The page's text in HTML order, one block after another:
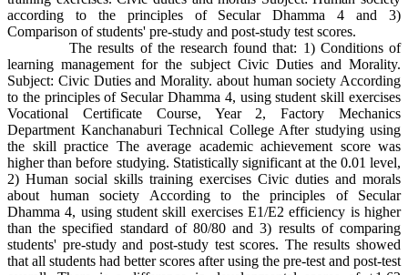
according to the principles of Secular Dhamma 4 and 3)
Comparison of students' pre-study and post-study test scores.
The results of the research found that: 1) Conditions of
learning management for the subject Civic Duties and Morality.
Subject: Civic Duties and Morality. about human society According
to the principles of Secular Dhamma 4, using student skill exercises
Vocational Certificate Course, Year 2, Factory Mechanics
Department Kanchanaburi Technical College After studying using
the skill practice The average academic achievement score was
higher than before studying. Statistically significant at the 0.01 level,
2) Human social skills training exercises Civic duties and morals
about human society According to the principles of Secular
Dhamma 4, using student skill exercises E1/E2 efficiency is higher
than the specified standard of 80/80 and 3) results of comparing
students' pre-study and post-study test scores. The results showed
that all students had better scores after using the pre-test and post-test